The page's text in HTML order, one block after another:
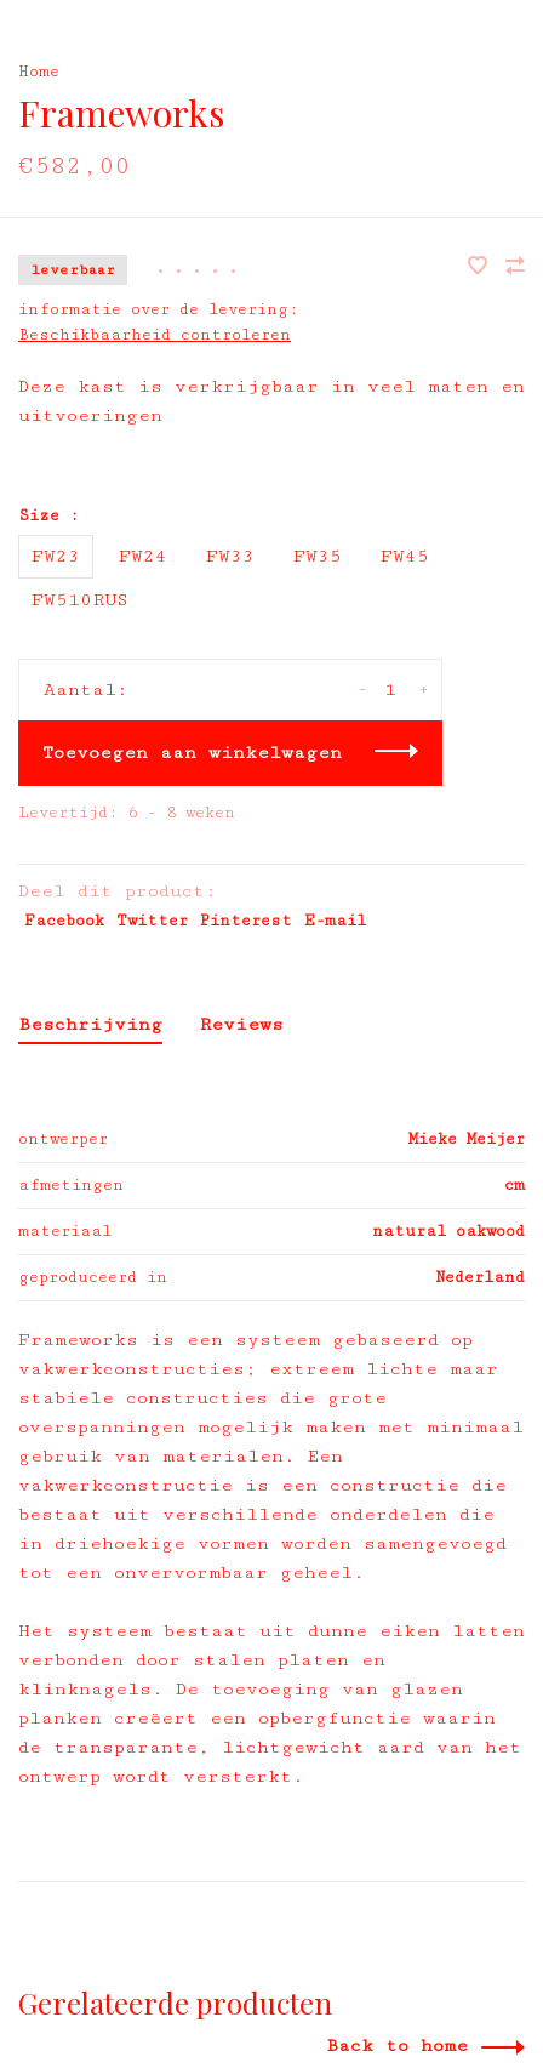
Home
Frameworks
€582,00
leverbaar • • • • •
informatie over de levering:
Beschikbaarheid controleren
Deze kast is verkrijgbaar in veel maten en
uitvoeringen
Size :
FW23 FW24 FW33 FW35 FW45
FW510RUS
Aantal: +
-
Toevoegen aan winkelwagen
Levertijd: 6 - 8 weken
Deel dit product:
Facebook Twitter Pinterest E-mail
Beschrijving Reviews
ontwerper Mieke Meijer
afmetingen cm
materiaal natural oakwood
geproduceerd in Nederland
Frameworks is een systeem gebaseerd op
vakwerkconstructies; extreem lichte maar
stabiele constructies die grote
overspanningen mogelijk maken met minimaal
gebruik van materialen. Een
vakwerkconstructie is een constructie die
bestaat uit verschillende onderdelen die
in driehoekige vormen worden samengevoegd
tot een onvervormbaar geheel.
Het systeem bestaat uit dunne eiken latten
verbonden door stalen platen en
klinknagels. De toevoeging van glazen
planken creëert een opbergfunctie waarin
de transparante, lichtgewicht aard van het
ontwerp wordt versterkt.
Gerelateerde producten
Back to home